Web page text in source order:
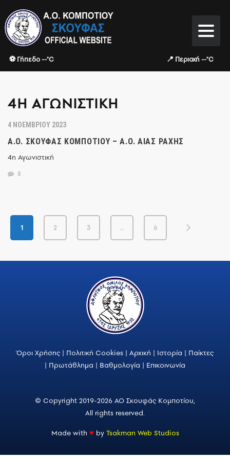
⚽ Γήπεδο --°C 📍 Περιοχή --°C
4Η ΑΓΩΝΙΣΤΙΚΉ
4 ΝΟΕΜΒΡΊΟΥ 2023
Α.Ο. ΣΚΟΥΦΆΣ ΚΟΜΠΟΤΊΟΥ – Α.Ο. ΑΊΑΣ ΡΆΧΗΣ
4η Αγωνιστική
0
1 2 3 … 6
Όροι Χρήσης | Πολιτική Cookies | Αρχική | Ιστορία | Παίκτες
| Πρωτάθλημα | Βαθμολογία | Επικοινωνία
© Copyright 2019-2026 ΑΟ Σκουφάς Κομποτίου,
All rights reserved.
Made with ♥ by Tsakman Web Studios